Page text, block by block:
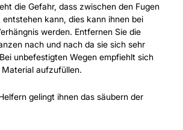
die Gefahr, dass zwischen den Fugen
kann, dies kann ihnen bei
werden. Entfernen Sie die
nach und nach da sie sich sehr
unbefestigten Wegen empfiehlt sich
aufzufüllen.
gelingt ihnen das säubern der